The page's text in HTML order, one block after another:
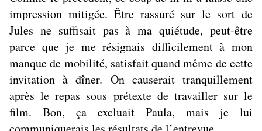
impression mitigée. Être rassuré sur le sort de
Jules ne suffisait pas à ma quiétude, peut-être
parce que je me résignais difficilement à mon
manque de mobilité, satisfait quand même de cette
invitation à dîner. On causerait tranquillement
après le repas sous prétexte de travailler sur le
film. Bon, ça excluait Paula, mais je lui